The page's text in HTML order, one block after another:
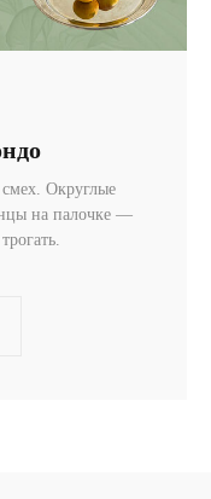
Округлые
на палочке —